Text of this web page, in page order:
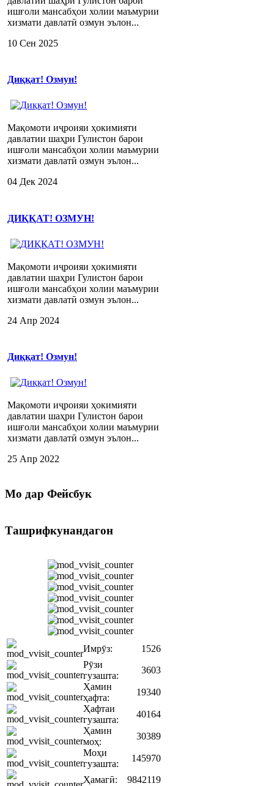
ишғоли мансабҳои холии маъмурии
хизмати давлатӣ озмун эълон...
10 Сен 2025
Диққат! Озмун!
Мақомоти иҷроияи ҳокимияти
давлатии шаҳри Гулистон барои
ишғоли мансабҳои холии маъмурии
хизмати давлатӣ озмун эълон...
04 Дек 2024
ДИҚҚАТ! ОЗМУН!
Мақомоти иҷроияи ҳокимияти
давлатии шаҳри Гулистон барои
ишғоли мансабҳои холии маъмурии
хизмати давлатӣ озмун эълон...
24 Апр 2024
Диққат! Озмун!
Мақомоти иҷроияи ҳокимияти
давлатии шаҳри Гулистон барои
ишғоли мансабҳои холии маъмурии
хизмати давлатӣ озмун эълон...
25 Апр 2022
Мо дар Фейсбук
Ташрифкунандагон
Имрӯз:
1526
Рӯзи
гузашта:
3603
Ҳамин
ҳафта:
19340
Ҳафтаи
гузашта:
40164
Ҳамин
моҳ:
30389
Моҳи
гузашта:
145970
Ҳамагӣ: 9842119